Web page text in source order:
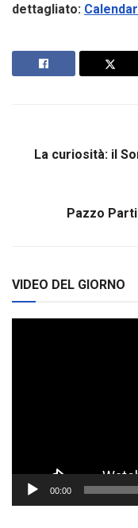
dettagliato:
La curiosità: il
Pazzo
VIDEO DEL GIORNO
00:00